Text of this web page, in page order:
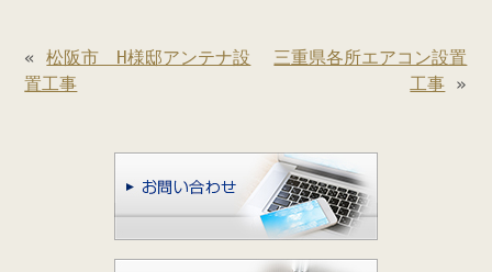
«松阪市 H様邸アンテナ設
置工事
三重県各所エアコン設置
工事 »